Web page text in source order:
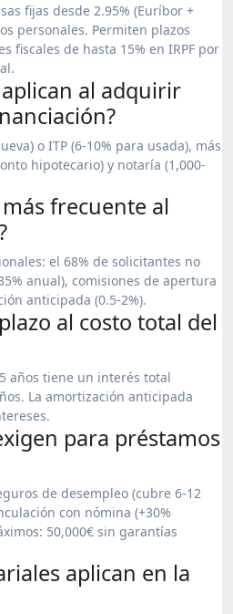
fijas desde 2.95% (Euríbor +
personales. Permiten plazos
fiscales de hasta 15% en IRPF por
al adquirir
o ITP (6-10% para usada), más
hipotecario) y notaría (1,000-
frecuente al
el 68% de solicitantes no
anual), comisiones de apertura
anticipada (0.5-2%).
al costo total del
años tiene un interés total
La amortización anticipada
para préstamos
de desempleo (cubre 6-12
con nómina (+30%
50,000€ sin garantías
aplican en la